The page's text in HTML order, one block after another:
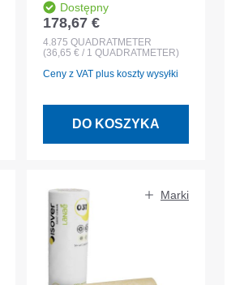
3900x1250x120mm
filc mocujący
między krokwiami
Dostępny
Cena regularna:
178,67 €
4.875 QUADRATMETER
(36,65 € / 1 QUADRATMETER)
Ceny z VAT plus koszty wysyłki
DO KOSZYKA
Marki